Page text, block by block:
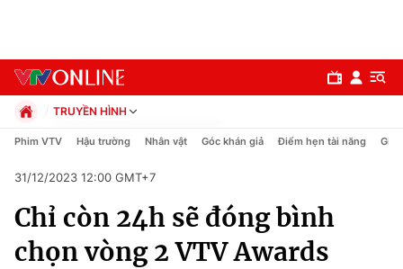
Chuyên mục
Chính trị
TRUYỀN HÌNH
Chính trị
Pháp luật
Kinh tế
Thể thao
Truyền hình
Phim VTV Hậu trường Nhân vật Góc khán giả Điểm hẹn tài năng Giải
31/12/2023 12:00 GMT+7
Chỉ còn 24h sẽ đóng bình
chọn vòng 2 VTV Awards